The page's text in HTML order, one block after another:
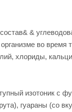
&
во
хлориды,
изотоник с
гуараны (со